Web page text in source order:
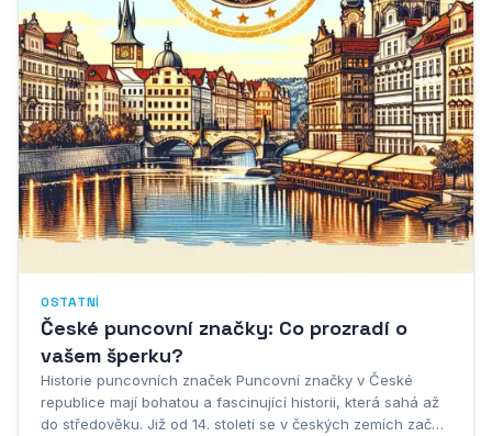
OSTATNÍ
České puncovní značky: Co prozradí o
vašem šperku?
Historie puncovních značek Puncovní značky v České
republice mají bohatou a fascinující historii, která sahá až
do středověku. Již od 14. století se v českých zemích začaly